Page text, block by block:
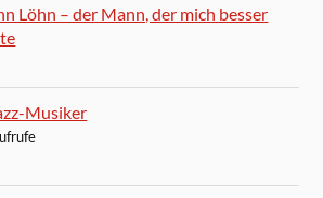
Löhn – der Mann, der mich besser
Musiker